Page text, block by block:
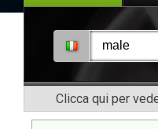
Clicca qui per